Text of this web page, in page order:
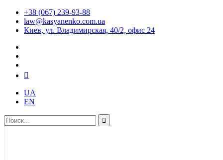
+38 (067) 239-93-88
law@kasyanenko.com.ua
Киев, ул. Владимирская, 40/2, офис 24
UA
EN